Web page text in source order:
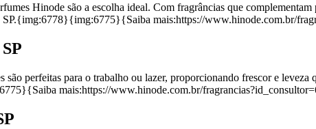
Hinode são a escolha ideal. Com fragrâncias que
SP.{img:6778}{img:6775}{Saiba mais:https://www.hinode.com.br/
perfeitas para o trabalho ou lazer, proporcionando frescor e
mais:https://www.hinode.com.br/